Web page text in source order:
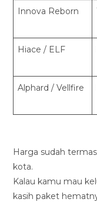
Innova Reborn
Hiace / ELF
Alphard / Vellfire
Harga sudah
kota.
Kalau kamu mau
kasih paket